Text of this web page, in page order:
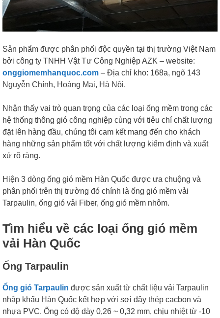
Sản phẩm được phân phối độc quyền tại thị trường Việt Nam
bởi công ty TNHH Vật Tư Công Nghiệp AZK – website:
onggiomemhanquoc.com – Địa chỉ kho: 168a, ngõ 143
Nguyễn Chính, Hoàng Mai, Hà Nội.
Nhận thấy vai trò quan trọng của các loại ống mềm trong các
hệ thống thông gió công nghiệp cùng với tiêu chí chất lượng
đặt lên hàng đầu, chúng tôi cam kết mang đến cho khách
hàng những sản phẩm tốt với chất lượng kiểm định và xuất
xứ rõ ràng.
Hiện 3 dòng ống gió mềm Hàn Quốc được ưa chuộng và
phân phối trên thị trường đó chính là ống gió mềm vải
Tarpaulin, ống gió vải Fiber, ống gió mềm nhôm.
Tìm hiểu về các loại ống gió mềm
vải Hàn Quốc
Ống Tarpaulin
Ống gió Tarpaulin được sản xuất từ chất liệu vải Tarpaulin
nhập khẩu Hàn Quốc kết hợp với sợi dây thép cacbon và
nhựa PVC. Ống có độ dày 0,26 ~ 0,32 mm, chịu nhiệt từ -10